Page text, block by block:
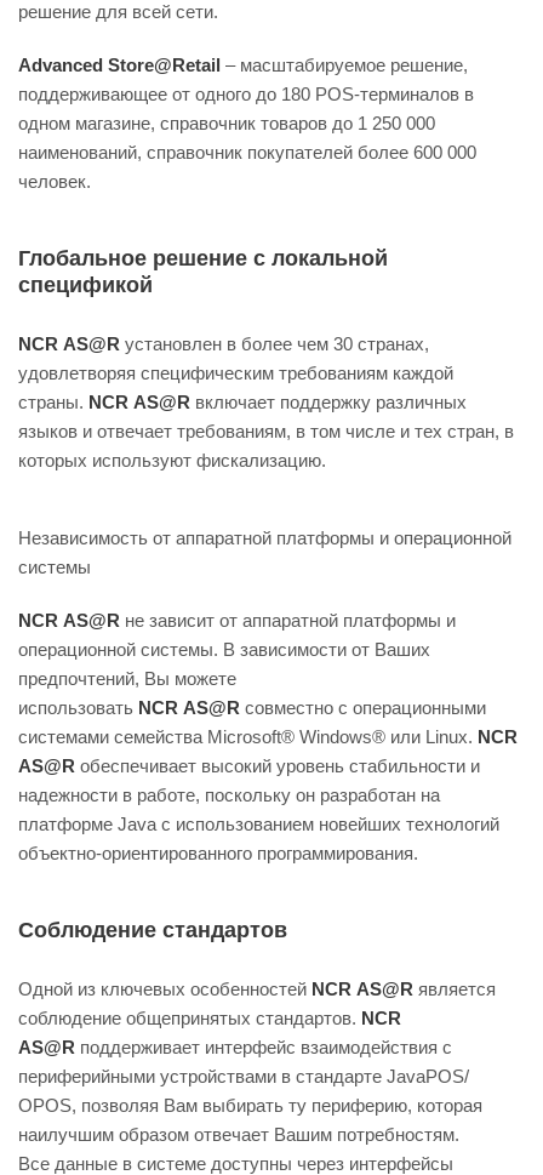
решение для всей сети.
Advanced Store@Retail – масштабируемое решение,
поддерживающее от одного до 180 POS-терминалов в
одном магазине, справочник товаров до 1 250 000
наименований, справочник покупателей более 600 000
человек.
Глобальное решение с локальной
спецификой
NCR АS@R установлен в более чем 30 странах,
удовлетворяя специфическим требованиям каждой
страны. NCR АS@R включает поддержку различных
языков и отвечает требованиям, в том числе и тех стран, в
которых используют фискализацию.
Независимость от аппаратной платформы и операционной
системы
NCR АS@R не зависит от аппаратной платформы и
операционной системы. В зависимости от Ваших
предпочтений, Вы можете
использовать NCR АS@R совместно с операционными
системами семейства Мicrosoft® Windows® или Linux. NCR
АS@R обеспечивает высокий уровень стабильности и
надежности в работе, поскольку он разработан на
платформе Jаvа с использованием новейших технологий
объектно-ориентированного программирования.
Соблюдение стандартов
Одной из ключевых особенностей NCR АS@R является
соблюдение общепринятых стандартов. NCR
АS@R поддерживает интерфейс взаимодействия с
периферийными устройствами в стандарте JavaРОS/
ОРОS, позволяя Вам выбирать ту периферию, которая
наилучшим образом отвечает Вашим потребностям.
Все данные в системе доступны через интерфейсы